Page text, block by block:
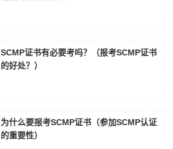
SCMP证书有必要考吗？（报考SCMP证书
的好处？）
为什么要报考SCMP证书（参加SCMP认证
的重要性）